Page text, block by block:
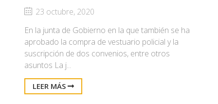
23 octubre, 2020
En la junta de Gobierno en la que también se ha
aprobado la compra de vestuario policial y la
suscripción de dos convenios, entre otros
asuntos La j...
LEER MÁS